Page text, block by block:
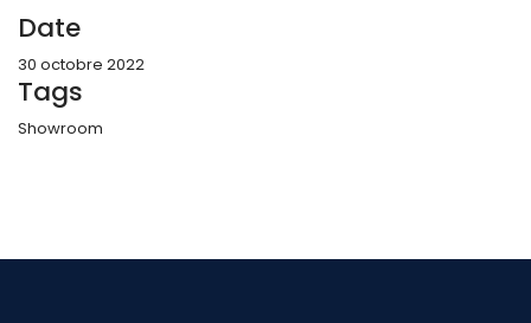
Date
30 octobre 2022
Tags
Showroom